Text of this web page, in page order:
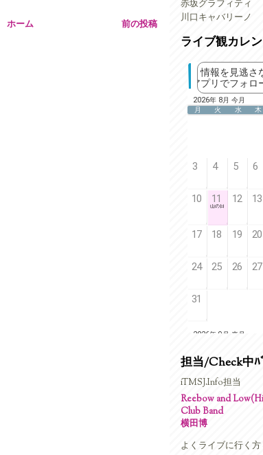
前の投稿
ホーム
赤坂グラフィティ
川口キャバリーノ
ライブ観カレ
担当/Check中ﾊ
iTMSJ.Info担当
Reebow and
Club Band
横田博
よくライブに行く